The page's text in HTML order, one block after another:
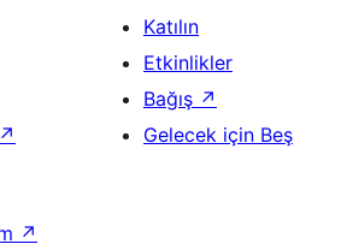
↗
Katılın
Etkinlikler
Bağış ↗
Gelecek için Beş
↗